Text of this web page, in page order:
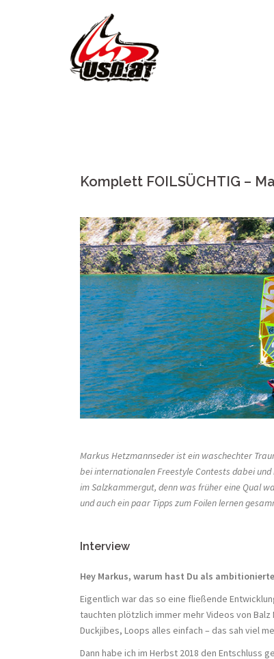
Komplett FOILSÜCHTIG –
Markus Hetzmannseder ist ein waschechter
bei internationalen Freestyle Contests dabei
im Salzkammergut, denn was früher eine Qual
und auch ein paar Tipps zum Foilen lernen
Interview
Hey Markus, warum hast Du als
Eigentlich war das so eine fließende
tauchten plötzlich immer mehr Videos von
Duckjibes, Loops alles einfach – das sah viel
Dann habe ich im Herbst 2018 den Entschluss